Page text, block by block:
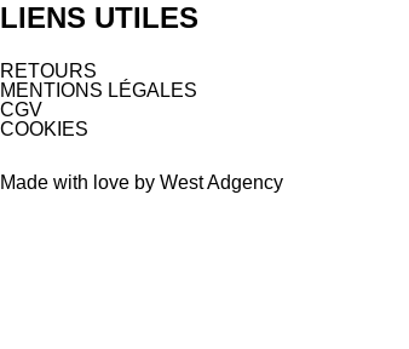
LIENS UTILES
RETOURS
MENTIONS LÉGALES
CGV
COOKIES
Made with love by West Adgency